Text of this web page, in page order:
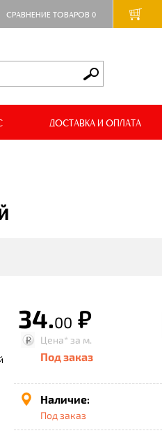
СРАВНЕНИЕ ТОВАРОВ 0
ДОСТАВКА И ОПЛАТА
34.00 р.
Цена* за м.
Под заказ
Наличие:
Под заказ